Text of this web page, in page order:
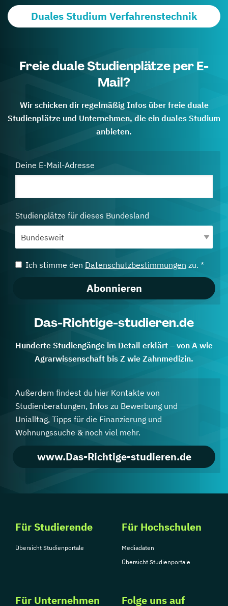
Duales Studium Verfahrenstechnik
Freie duale Studienplätze per E-
Mail?
Wir schicken dir regelmäßig Infos über freie duale
Studienplätze und Unternehmen, die ein duales Studium
anbieten.
Deine E-Mail-Adresse
Studienplätze für dieses Bundesland
Ich stimme den Datenschutzbestimmungen zu. *
Abonnieren
Das-Richtige-studieren.de
Hunderte Studiengänge im Detail erklärt – von A wie
Agrarwissenschaft bis Z wie Zahnmedizin.
Außerdem findest du hier Kontakte von
Studienberatungen, Infos zu Bewerbung und
Unialltag, Tipps für die Finanzierung und
Wohnungssuche & noch viel mehr.
www.Das-Richtige-studieren.de
Für Studierende
Übersicht Studienportale
Für Hochschulen
Mediadaten
Übersicht Studienportale
Für Unternehmen Folge uns auf